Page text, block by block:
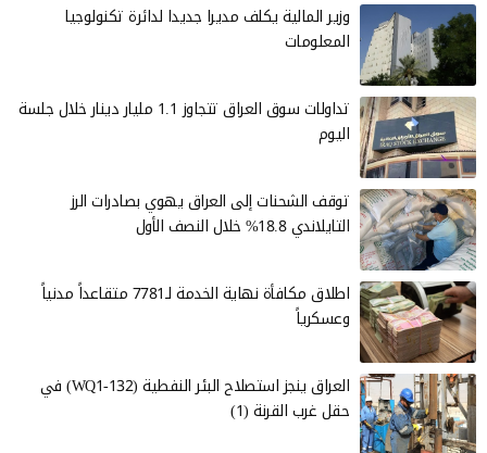
وزير المالية يكلف مديرا جديدا لدائرة تكنولوجيا
المعلومات
تداولات سوق العراق تتجاوز 1.1 مليار دينار خلال جلسة
اليوم
توقف الشحنات إلى العراق يهوي بصادرات الرز
التايلاندي 18.8% خلال النصف الأول
اطلاق مكافأة نهاية الخدمة لـ7781 متقاعداً مدنياً
وعسكرياً
العراق ينجز استصلاح البئر النفطية (WQ1-132) في
حقل غرب القرنة (1)